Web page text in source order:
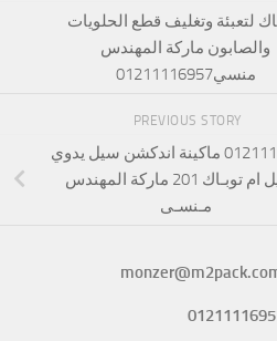
لتعبئة وتغليف قطع الحلويات
والصابون ماركة المهندس
منسي01211116957
PREVIOUS STORY
01211116957 ماكينة اندكشن سيل يدوي
موديل ام توبـاك 201 ماركة المهندس
مـنسـى